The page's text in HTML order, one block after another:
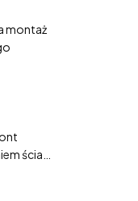
montaż
ścian